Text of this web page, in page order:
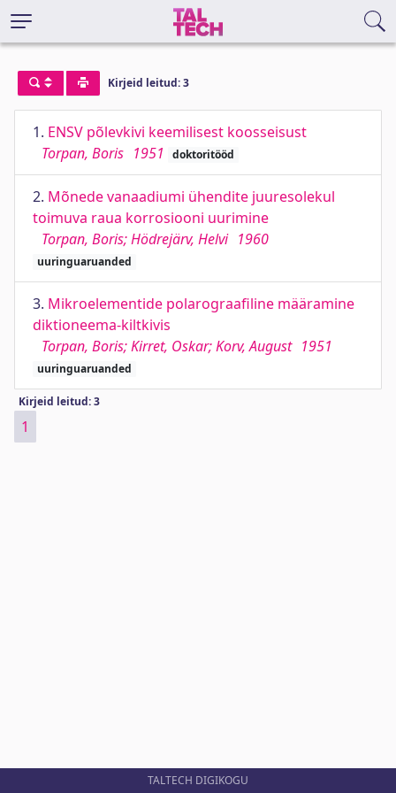
Kirjeid leitud: 3
1. ENSV põlevkivi keemilisest koosseisust
Torpan, Boris 1951 doktoritööd
2. Mõnede vanaadiumi ühendite juuresolekul
toimuva raua korrosiooni uurimine
Torpan, Boris; Hödrejärv, Helvi 1960
uuringuaruanded
3. Mikroelementide polarograafiline määramine
diktioneema-kiltkivis
Torpan, Boris; Kirret, Oskar; Korv, August 1951
uuringuaruanded
Kirjeid leitud: 3
1
TALTECH DIGIKOGU